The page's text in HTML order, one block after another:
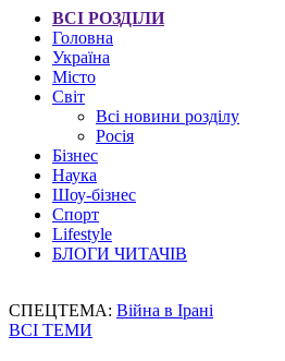
ВСІ РОЗДІЛИ
Головна
Україна
Місто
Світ
Всі новини розділу
Росія
Бізнес
Наука
Шоу-бізнес
Спорт
Lifestyle
БЛОГИ ЧИТАЧІВ
СПЕЦТЕМА: Війна в Ірані
ВСІ ТЕМИ